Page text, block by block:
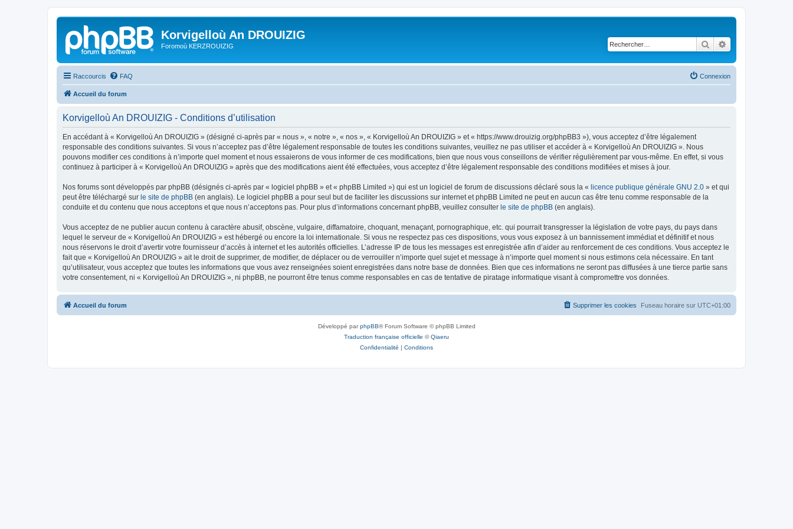
Korvigelloù An DROUIZIG
Foromoù KERZROUIZIG Rechercher
Raccourcis FAQ Connexion
Accueil du forum
Korvigelloù An DROUIZIG - Conditions d’utilisation
En accédant à « Korvigelloù An DROUIZIG » (désigné ci-après par « nous », « notre », « nos », « Korvigelloù An DROUIZIG » et « https://www.drouizig.org/phpBB3 »), vous acceptez d’être légalement
responsable des conditions suivantes. Si vous n’acceptez pas d’être légalement responsable de toutes les conditions suivantes, veuillez ne pas utiliser et accéder à « Korvigelloù An DROUIZIG ». Nous
pouvons modifier ces conditions à n’importe quel moment et nous essaierons de vous informer de ces modifications, bien que nous vous conseillons de vérifier régulièrement par vous-même. En effet, si vous
continuez à participer à « Korvigelloù An DROUIZIG » après que des modifications aient été effectuées, vous acceptez d’être légalement responsable des conditions modifiées et mises à jour.
Nos forums sont développés par phpBB (désignés ci-après par « logiciel phpBB » et « phpBB Limited ») qui est un logiciel de forum de discussions déclaré sous la « licence publique générale GNU 2.0 » et qui
peut être téléchargé sur le site de phpBB (en anglais). Le logiciel phpBB a pour seul but de faciliter les discussions sur internet et phpBB Limited ne peut en aucun cas être tenu comme responsable de la
conduite et du contenu que nous acceptons et que nous n’acceptons pas. Pour plus d’informations concernant phpBB, veuillez consulter le site de phpBB (en anglais).
Vous acceptez de ne publier aucun contenu à caractère abusif, obscène, vulgaire, diffamatoire, choquant, menaçant, pornographique, etc. qui pourrait transgresser la législation de votre pays, du pays dans
lequel le serveur de « Korvigelloù An DROUIZIG » est hébergé ou encore la loi internationale. Si vous ne respectez pas ces dispositions, vous vous exposez à un bannissement immédiat et définitif et nous
nous réservons le droit d’avertir votre fournisseur d’accès à internet et les autorités officielles. L’adresse IP de tous les messages est enregistrée afin d’aider au renforcement de ces conditions. Vous acceptez le
fait que « Korvigelloù An DROUIZIG » ait le droit de supprimer, de modifier, de déplacer ou de verrouiller n’importe quel sujet et message à n’importe quel moment si nous estimons cela nécessaire. En tant
qu’utilisateur, vous acceptez que toutes les informations que vous avez renseignées soient enregistrées dans notre base de données. Bien que ces informations ne seront pas diffusées à une tierce partie sans
votre consentement, ni « Korvigelloù An DROUIZIG », ni phpBB, ne pourront être tenus comme responsables en cas de tentative de piratage informatique visant à compromettre vos données.
Accueil du forum Fuseau horaire sur UTC+01:00
Supprimer les cookies
Développé parphpBB® Forum Software © phpBB Limited
Traduction française officielle ©Qiaeru
Confidentialité | Conditions